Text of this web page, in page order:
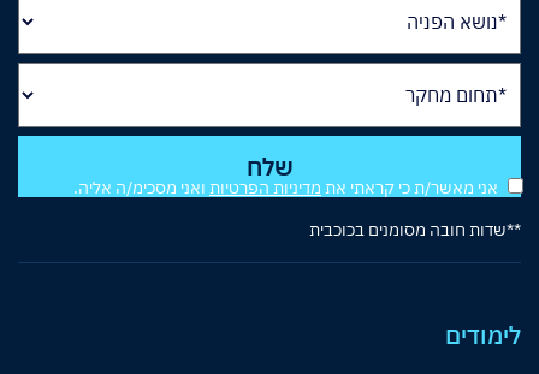
אני מאשר/ת כי קראתי את מדיניות הפרטיות
ואני מסכימ/ה אליה.
**שדות חובה מסומנים בכוכבית
לימודים